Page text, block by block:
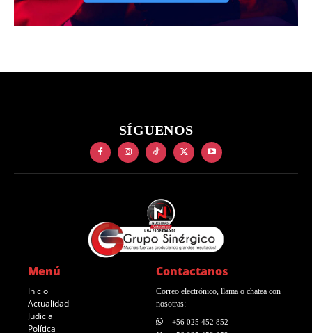
SÍGUENOS
Menú
Inicio
Actualidad
Judicial
Política
Contactanos
Correo electrónico, llama o chatea con
nosotras:
+56 025 452 852